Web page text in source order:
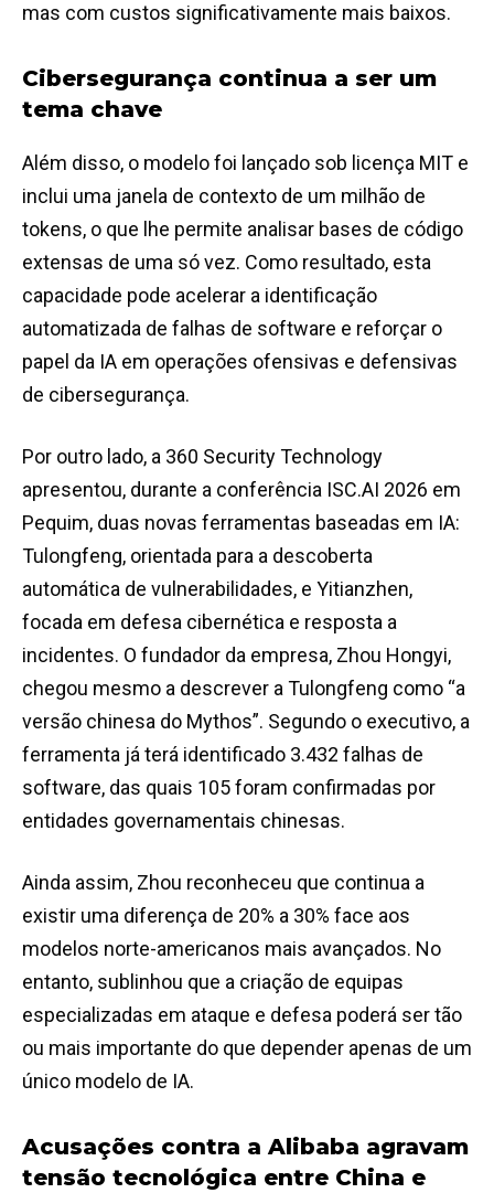
mas com custos significativamente mais baixos.
Cibersegurança continua a ser um
tema chave
Além disso, o modelo foi lançado sob licença MIT e
inclui uma janela de contexto de um milhão de
tokens, o que lhe permite analisar bases de código
extensas de uma só vez. Como resultado, esta
capacidade pode acelerar a identificação
automatizada de falhas de software e reforçar o
papel da IA em operações ofensivas e defensivas
de cibersegurança.
Por outro lado, a 360 Security Technology
apresentou, durante a conferência ISC.AI 2026 em
Pequim, duas novas ferramentas baseadas em IA:
Tulongfeng, orientada para a descoberta
automática de vulnerabilidades, e Yitianzhen,
focada em defesa cibernética e resposta a
incidentes. O fundador da empresa, Zhou Hongyi,
chegou mesmo a descrever a Tulongfeng como “a
versão chinesa do Mythos”. Segundo o executivo, a
ferramenta já terá identificado 3.432 falhas de
software, das quais 105 foram confirmadas por
entidades governamentais chinesas.
Ainda assim, Zhou reconheceu que continua a
existir uma diferença de 20% a 30% face aos
modelos norte-americanos mais avançados. No
entanto, sublinhou que a criação de equipas
especializadas em ataque e defesa poderá ser tão
ou mais importante do que depender apenas de um
único modelo de IA.
Acusações contra a Alibaba agravam
tensão tecnológica entre China e